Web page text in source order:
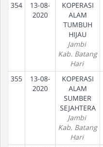
354
13-08-
2020
KOPERASI
ALAM
TUMBUH
HIJAU
Jambi
Kab. Batang
Hari
355
13-08-
2020
KOPERASI
ALAM
SUMBER
SEJAHTERA
Jambi
Kab. Batang
Hari